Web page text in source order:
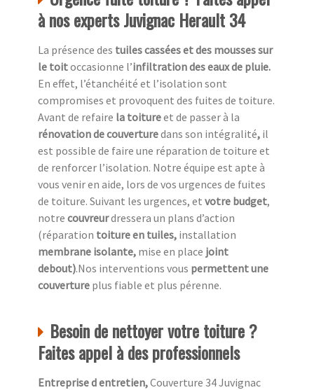
à nos experts Juvignac Herault 34
La présence des tuiles cassées et des mousses sur
le toitoccasionne l’infiltration des eaux de pluie.
En effet, l’étanchéité et l’isolation sont
compromises et provoquent des fuites de toiture.
Avant de refaire la toitureet de passer à la
rénovation de couverturedans son intégralité, il
est possible de faire une réparation de toiture et
de renforcer l’isolation. Notre équipe est apte à
vous venir en aide, lors de vos urgences de fuites
de toiture. Suivant les urgences, et votre budget,
notre couvreurdressera un plans d’action
(réparation toiture en tuiles, installation
membrane isolante, mise en place joint
debout).Nos interventions vous permettent une
couverture plus fiable et plus pérenne.
Besoin de nettoyer votre toiture ?
Faites appel à des professionnels
Entreprise d entretien,Couverture 34 Juvignac